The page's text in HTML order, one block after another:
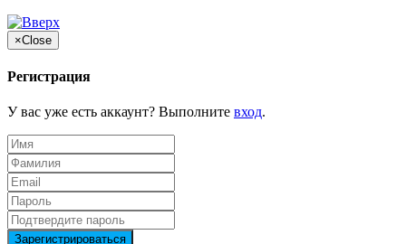
×Close
Регистрация
У вас уже есть аккаунт? Выполните вход.